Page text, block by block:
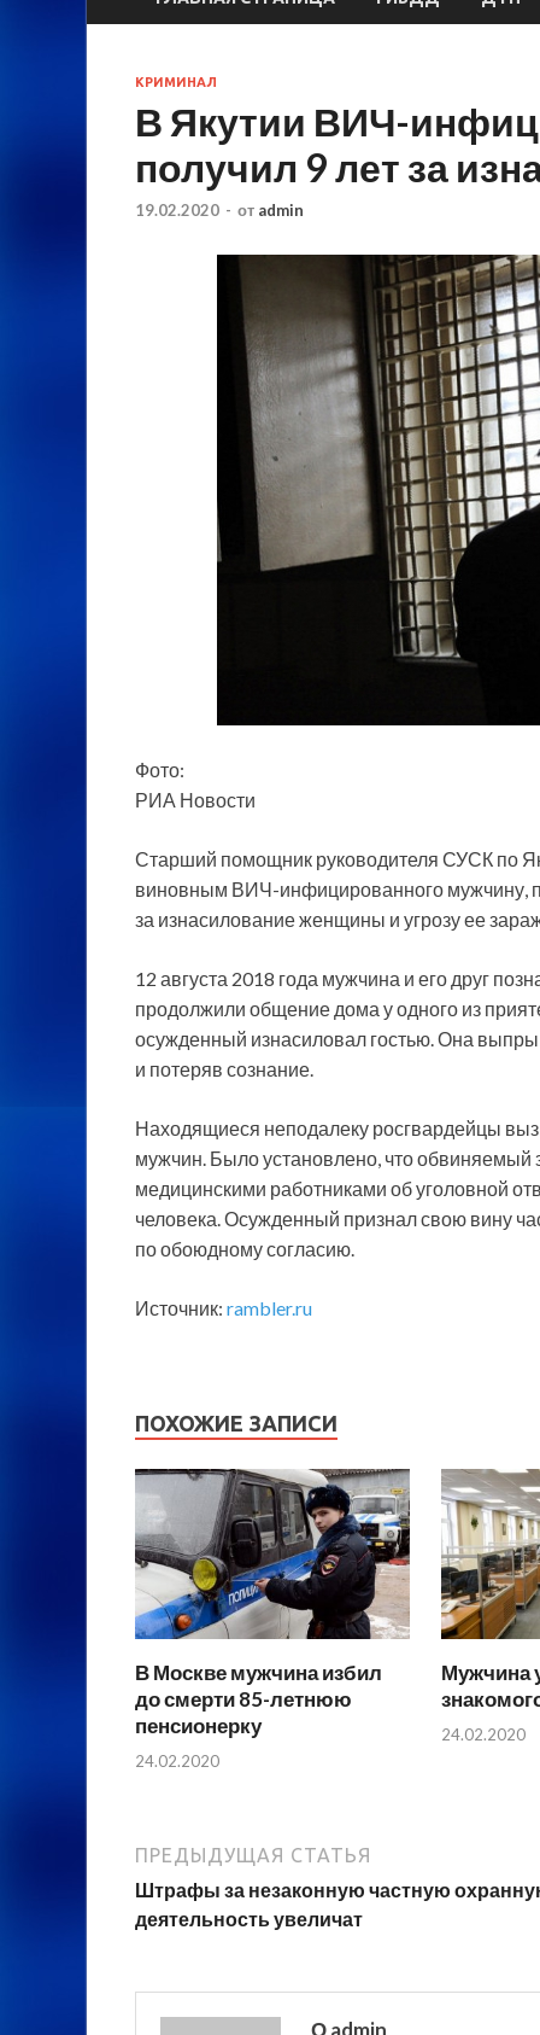
КРИМИНАЛ
В Якутии ВИЧ-
получил 9 лет за
19.02.2020 - от admin
Фото:
РИА Новости
Старший помощник руководителя СУСК по
виновным ВИЧ-инфицированного мужчину,
за изнасилование женщины и угрозу ее
12 августа 2018 года мужчина и его друг
продолжили общение дома у одного из
осужденный изнасиловал гостью. Она
и потеряв сознание.
Находящиеся неподалеку росгвардейцы
мужчин. Было установлено, что
медицинскими работниками об уголовной
человека. Осужденный признал свою вину
по обоюдному согласию.
Источник: rambler.ru
ПОХОЖИЕ ЗАПИСИ
В Москве мужчина избил
до смерти 85-летнюю
пенсионерку
24.02.2020
Мужчина
24.02.2020
ПРЕДЫДУЩАЯ СТАТЬЯ
Штрафы за незаконную частную
деятельность увеличат
О admin